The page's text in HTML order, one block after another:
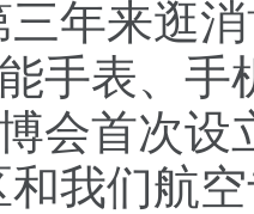
来逛消
手表、手
会首次设
和我们航